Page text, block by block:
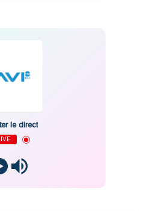
le direct